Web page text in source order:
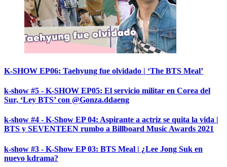
K-SHOW EP06: Taehyung fue olvidado | ‘The BTS Meal’
k-show #5 - K-SHOW EP05: El servicio militar en Corea del
Sur, ‘Ley BTS’ con @Gonza.ddaeng
k-show #4 - K-Show EP 04: Aspirante a actriz se quita la vida |
BTS y SEVENTEEN rumbo a Billboard Music Awards 2021
k-show #3 - K-Show EP 03: BTS Meal | ¿Lee Jong Suk en
nuevo kdrama?